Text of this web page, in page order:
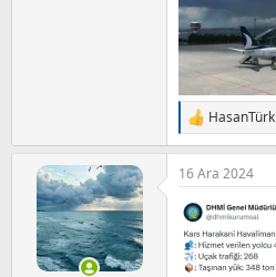
T
e
p
k
l
e
r
:
HasanTürk
16 Ara 2024